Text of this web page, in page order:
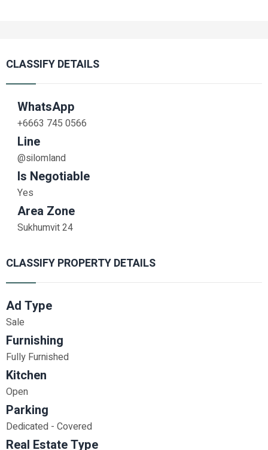
CLASSIFY DETAILS
WhatsApp
+6663 745 0566
Line
@silomland
Is Negotiable
Yes
Area Zone
Sukhumvit 24
CLASSIFY PROPERTY DETAILS
Ad Type
Sale
Furnishing
Fully Furnished
Kitchen
Open
Parking
Dedicated - Covered
Real Estate Type